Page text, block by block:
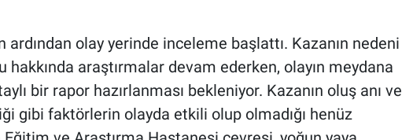
ardından olay yerinde inceleme başlattı. Kazanın nedeni
hakkında araştırmalar devam ederken, olayın meydana
bir rapor hazırlanması bekleniyor. Kazanın oluş anı ve
gibi faktörlerin olayda etkili olup olmadığı henüz